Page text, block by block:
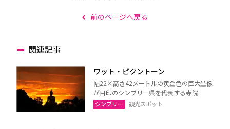
前のページへ戻る
関連記事
ワット・ピクントーン
幅22×高さ42メートルの黄金色の巨大坐像
が目印のシンブリー県を代表する寺院
シンブリー 観光スポット